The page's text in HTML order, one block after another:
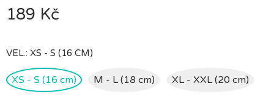
189 Kč
VEL.: XS - S (16 CM)
XS - S (16 cm) M - L (18 cm) XL - XXL (20 cm)